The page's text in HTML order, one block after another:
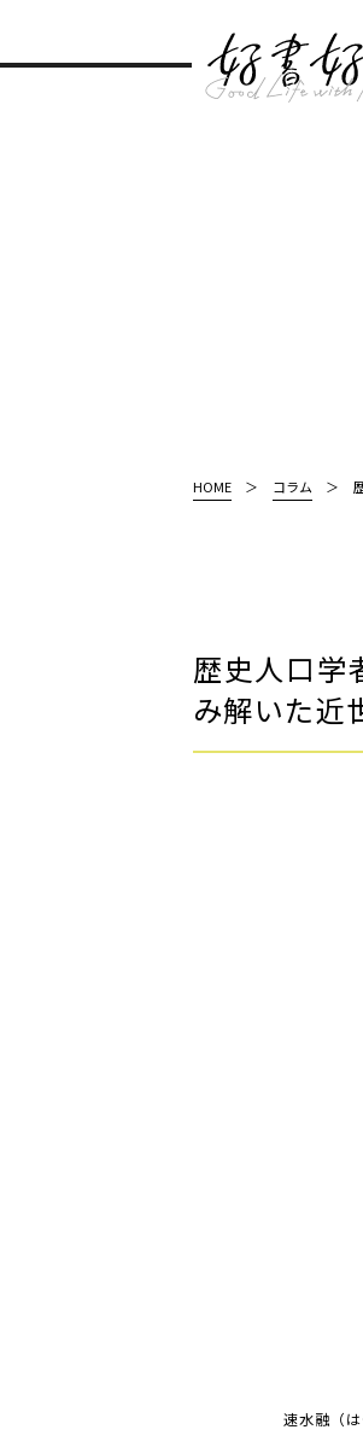
HOME コラム
歴史人口
み解いた
速水融（